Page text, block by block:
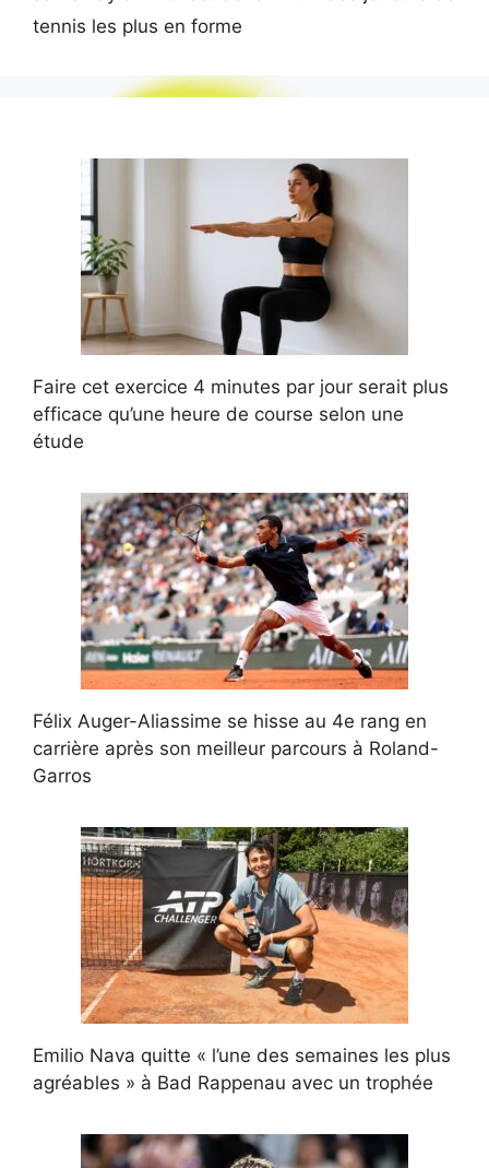
tennis les plus en forme
Faire cet exercice 4 minutes par jour serait plus
efficace qu’une heure de course selon une
étude
Félix Auger-Aliassime se hisse au 4e rang en
carrière après son meilleur parcours à Roland-
Garros
Emilio Nava quitte « l’une des semaines les plus
agréables » à Bad Rappenau avec un trophée